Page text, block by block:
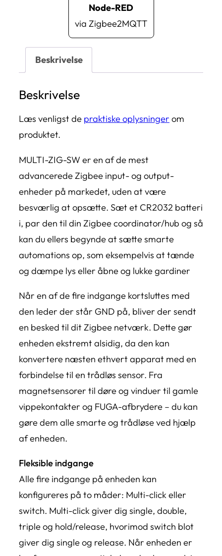
Node-RED
via Zigbee2MQTT
Beskrivelse
Beskrivelse
Læs venligst de praktiske oplysninger om
produktet.
MULTI-ZIG-SW er en af de mest
advancerede Zigbee input- og output-
enheder på markedet, uden at være
besværlig at opsætte. Sæt et CR2032 batteri
i, par den til din Zigbee coordinator/hub og så
kan du ellers begynde at sætte smarte
automations op, som eksempelvis at tænde
og dæmpe lys eller åbne og lukke gardiner
Når en af de fire indgange kortsluttes med
den leder der står GND på, bliver der sendt
en besked til dit Zigbee netværk. Dette gør
enheden ekstremt alsidig, da den kan
konvertere næsten ethvert apparat med en
forbindelse til en trådløs sensor. Fra
magnetsensorer til døre og vinduer til gamle
vippekontakter og FUGA-afbrydere – du kan
gøre dem alle smarte og trådløse ved hjælp
af enheden.
Fleksible indgange
Alle fire indgange på enheden kan
konfigureres på to måder: Multi-click eller
switch. Multi-click giver dig single, double,
triple og hold/release, hvorimod switch blot
giver dig single og release. Når enheden er